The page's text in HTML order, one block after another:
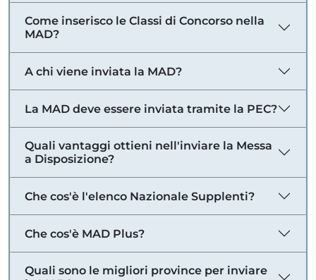
Come inserisco le Classi di Concorso nella
MAD?
A chi viene inviata la MAD?
La MAD deve essere inviata tramite la PEC?
Quali vantaggi ottieni nell'inviare la Messa
a Disposizione?
Che cos'è l'elenco Nazionale Supplenti?
Che cos'è MAD Plus?
Quali sono le migliori province per inviare